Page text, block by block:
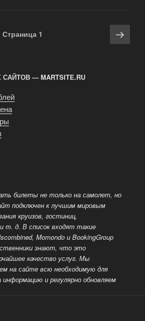
Страница 1
— MARTSITE.RU
билеты не только на самолет, но
подключен к лучшим мировым
круизов, гостиниц,
т. д. В список входят такие
Momondo и BookingGroup
знают, что это
качество услуг. Мы
на сайте всю необходимую для
и регулярно обновляем